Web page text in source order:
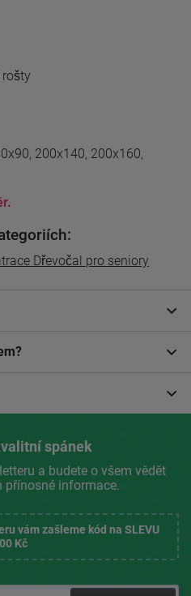
200x140, 200x160,
Dřevočal pro seniory
spánek
a budete o všem vědět
přínosné informace.
vám zašleme kód na SLEVU
Kč